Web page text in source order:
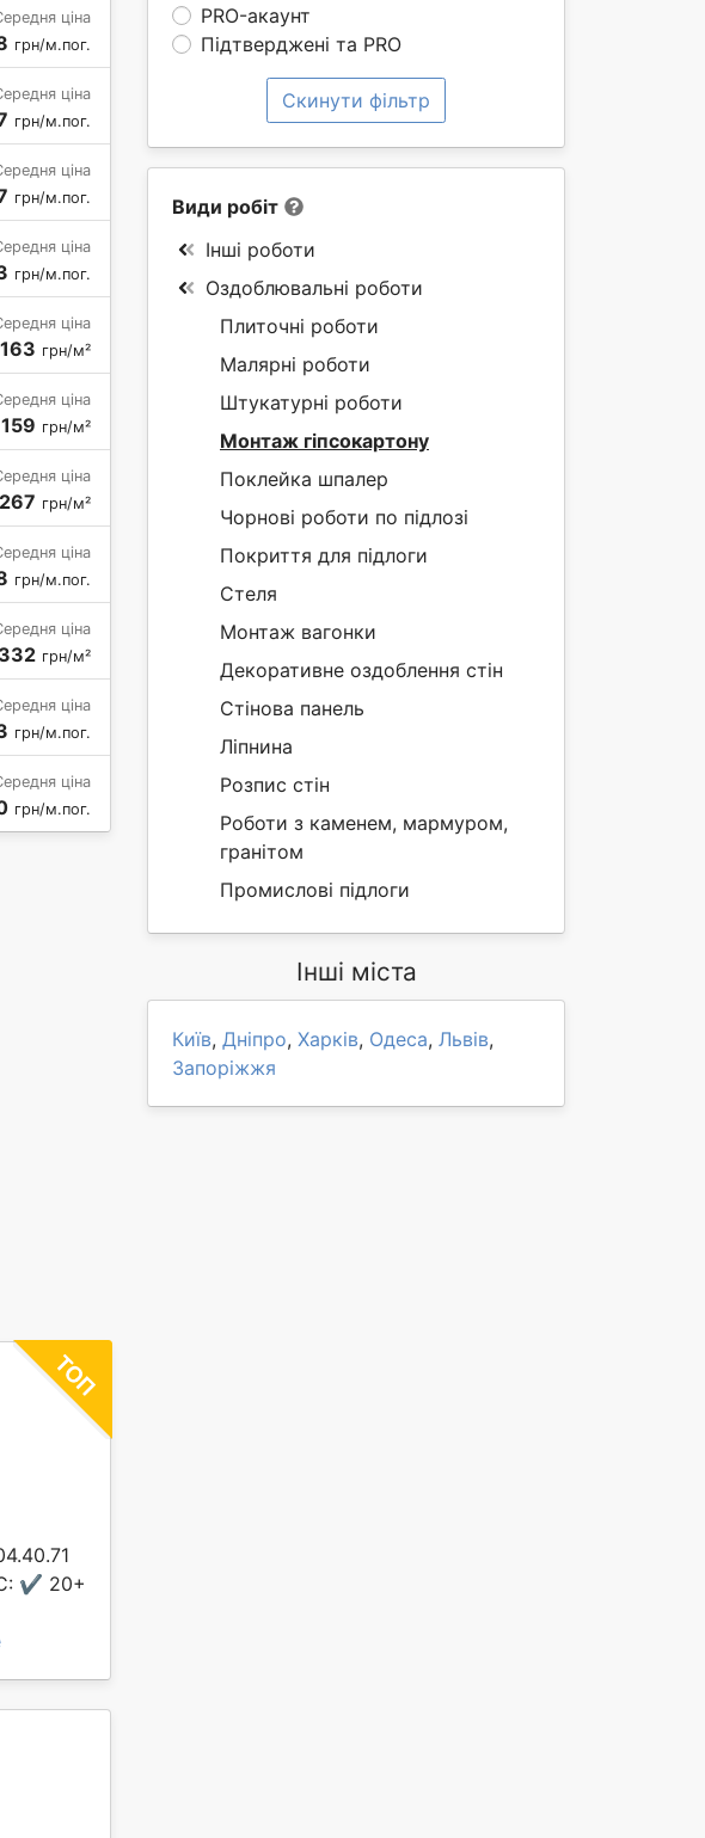
PRO-акаунт
Підтверджені та PRO
Скинути фільтр
ціна
грн/м.пог.
ціна
грн/м.пог.
ціна
грн/м.пог.
ціна
грн/м.пог.
ціна
163 грн/м²
ціна
159 грн/м²
ціна
грн/м²
ціна
грн/м.пог.
ціна
332 грн/м²
ціна
грн/м.пог.
ціна
грн/м.пог.
✔️ 20+
Види робіт
Інші роботи
Оздоблювальні роботи
Плиточні роботи
Малярні роботи
Штукатурні роботи
Монтаж гіпсокартону
Поклейка шпалер
Чорнові роботи по підлозі
Покриття для підлоги
Стеля
Монтаж вагонки
Декоративне оздоблення стін
Стінова панель
Ліпнина
Розпис стін
Роботи з каменем, мармуром,
гранітом
Промислові підлоги
Інші міста
Київ, Дніпро, Харків, Одеса, Львів,
Запоріжжя